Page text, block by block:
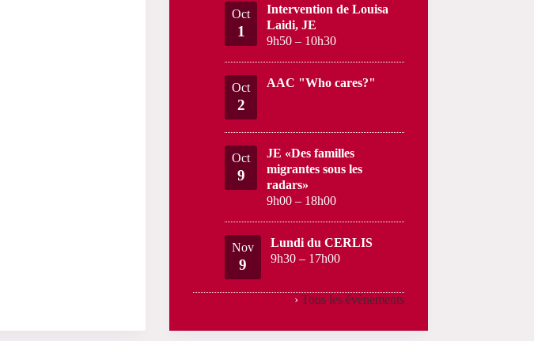
Oct
1
Intervention de Louisa
Laidi, JE
9h50 – 10h30
Oct
2
AAC "Who cares?"
Oct
9
JE «Des familles
migrantes sous les
radars»
9h00 – 18h00
Nov
9
Lundi du CERLIS
9h30 – 17h00
› Tous les évènements